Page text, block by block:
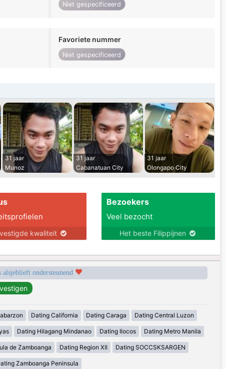
Niet gespecificeerd
Favoriete nummer
Niet gespecificeerd
31 jaar
Munoz
31 jaar
Cabanatuan City
31 jaar
Olongapo City
kwaliteit
Bezoekers
Veel bezocht
Het beste Filippijnen
alsjeblieft ondersteunend
Dating California Dating Caraga Dating Central Luzon
Dating Hilagang Mindanao Dating Ilocos Dating Metro Manila
de Zamboanga Dating Region XII Dating SOCCSKSARGEN
Zamboanga Peninsula